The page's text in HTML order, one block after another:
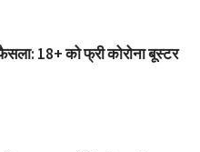
18+ को फ्री कोरोना बूस्टर